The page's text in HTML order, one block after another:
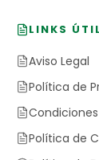
LINKS
Aviso Legal
Política de
Política de